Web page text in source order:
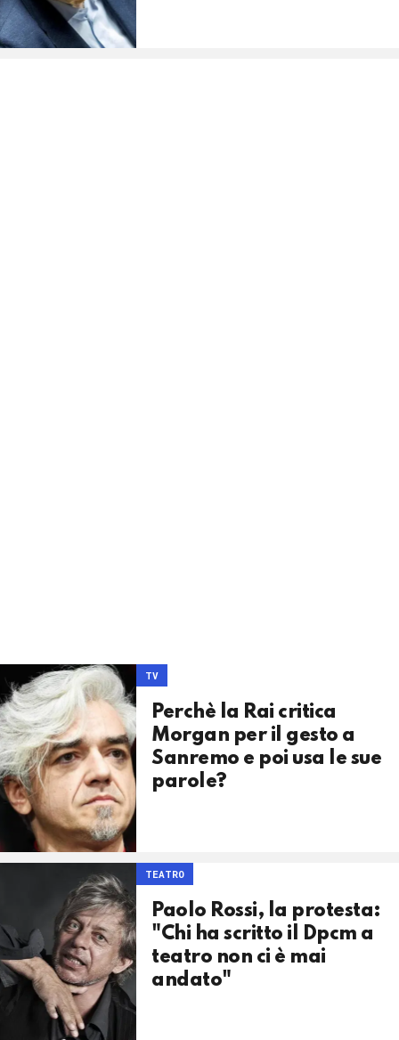
TV
Perchè la Rai critica
Morgan per il gesto a
Sanremo e poi usa le sue
parole?
TEATRO
Paolo Rossi, la protesta:
"Chi ha scritto il Dpcm a
teatro non ci è mai
andato"